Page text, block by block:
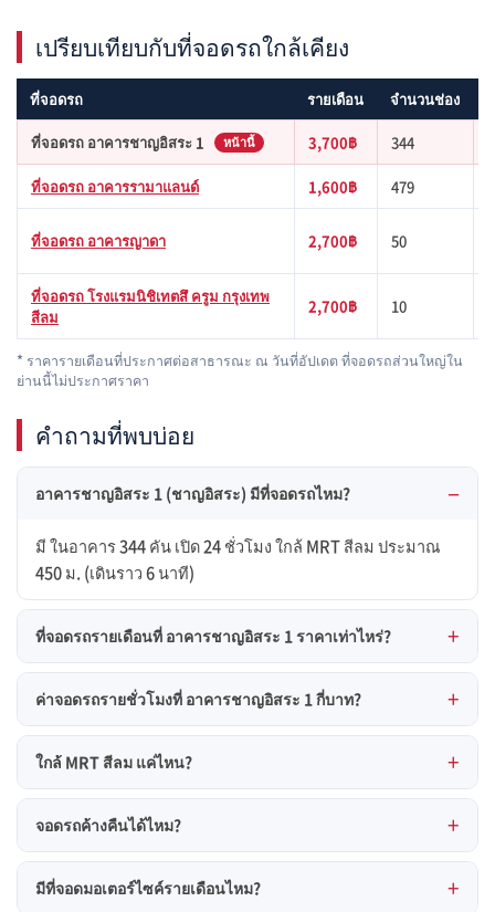
เปรียบเทียบกับที่จอดรถใกล้เคียง
ที่จอดรถ รายเดือน จำนวนช่อง
ที่จอดรถ อาคารชาญอิสระ 1 หน้านี้ 3,700฿ 344
ที่จอดรถ อาคารรามาแลนด์ 1,600฿ 479
ที่จอดรถ อาคารญาดา 2,700฿ 50
ที่จอดรถ โรงแรมนิชิเทตสึ ครูม กรุงเทพ
สีลม
2,700฿ 10
* ราคารายเดือนที่ประกาศต่อสาธารณะ ณ วันที่อัปเดต ที่จอดรถส่วนใหญ่ใน
ย่านนี้ไม่ประกาศราคา
คำถามที่พบบ่อย
อาคารชาญอิสระ 1 (ชาญอิสระ) มีที่จอดรถไหม?
มี ในอาคาร 344 คัน เปิด 24 ชั่วโมง ใกล้ MRT สีลม ประมาณ
450 ม. (เดินราว 6 นาที)
ที่จอดรถรายเดือนที่ อาคารชาญอิสระ 1 ราคาเท่าไหร่?
ค่าจอดรถรายชั่วโมงที่ อาคารชาญอิสระ 1 กี่บาท?
ใกล้ MRT สีลม แค่ไหน?
จอดรถค้างคืนได้ไหม?
มีที่จอดมอเตอร์ไซค์รายเดือนไหม?